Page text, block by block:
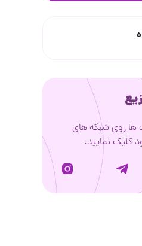
ها روی شبکه های
کلیک نمایید.